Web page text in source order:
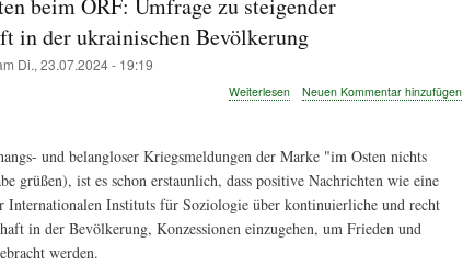
beim ORF: Umfrage zu steigender
in der ukrainischen Bevölkerung
Di., 23.07.2024 - 19:19
Weiterlesen über
ORF:
Umfrage
zu
steigender
Kompromissbereitschaft
Neuen Kommentar hinzufügen
und belangloser Kriegsmeldungen der Marke "im Osten nichts
grüßen), ist es schon erstaunlich, dass positive Nachrichten wie eine
Internationalen Instituts für Soziologie über kontinuierliche und recht
in der Bevölkerung, Konzessionen einzugehen, um Frieden und
werden.